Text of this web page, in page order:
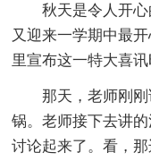
秋天是令人开
又迎来一学期中最
里宣布这一特大喜
那天，老师刚
锅。老师接下去讲
讨论起来了。看，